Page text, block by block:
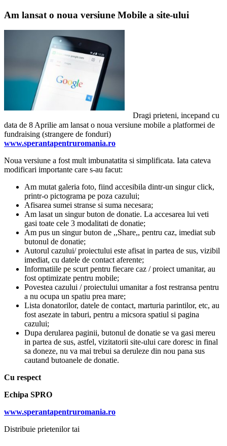
Am lansat o noua versiune Mobile a site-ului
Dragi prieteni, incepand cu
data de 8 Aprilie am lansat o noua versiune mobile a platformei de
fundraising (strangere de fonduri)
www.sperantapentruromania.ro
Noua versiune a fost mult imbunatatita si simplificata. Iata cateva
modificari importante care s-au facut:
Am mutat galeria foto, fiind accesibila dintr-un singur click,
printr-o pictograma pe poza cazului;
Afisarea sumei stranse si suma necesara;
Am lasat un singur buton de donatie. La accesarea lui veti
gasi toate cele 3 modalitati de donatie;
Am pus un singur buton de ,,Share,, pentru caz, imediat sub
butonul de donatie;
Autorul cazului/ proiectului este afisat in partea de sus, vizibil
imediat, cu datele de contact aferente;
Informatiile pe scurt pentru fiecare caz / proiect umanitar, au
fost optimizate pentru mobile;
Povestea cazului / proiectului umanitar a fost restransa pentru
a nu ocupa un spatiu prea mare;
Lista donatorilor, datele de contact, marturia parintilor, etc, au
fost asezate in taburi, pentru a micsora spatiul si pagina
cazului;
Dupa derularea paginii, butonul de donatie se va gasi mereu
in partea de sus, astfel, vizitatorii site-ului care doresc in final
sa doneze, nu va mai trebui sa deruleze din nou pana sus
cautand butoanele de donatie.
Cu respect
Echipa SPRO
www.sperantapentruromania.ro
Distribuie prietenilor tai